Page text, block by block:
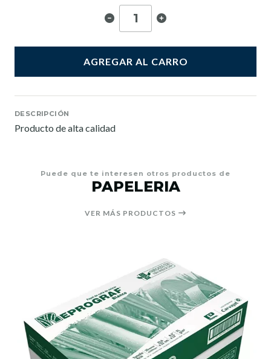
AGREGAR AL CARRO
DESCRIPCIÓN
Producto de alta calidad
Puede que te interesen otros productos de
PAPELERIA
VER MÁS PRODUCTOS